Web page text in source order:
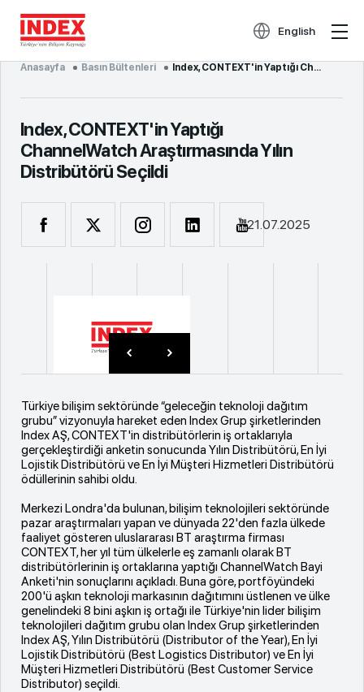
English
Anasayfa Basın Bültenleri Index, CONTEXT'in Yaptığı ChannelWatch A...
Index, CONTEXT'in Yaptığı
ChannelWatch Araştırmasında Yılın
Distribütörü Seçildi
21.07.2025
Türkiye bilişim sektöründe “geleceğin teknoloji dağıtım
grubu” vizyonuyla hareket eden Index Grup şirketlerinden
Index AŞ, CONTEXT'in distribütörlerin iş ortaklarıyla
gerçekleştirdiği anketin sonucunda Yılın Distribütörü, En İyi
Lojistik Distribütörü ve En İyi Müşteri Hizmetleri Distribütörü
ödüllerinin sahibi oldu.
Merkezi Londra'da bulunan, bilişim teknolojileri sektöründe
pazar araştırmaları yapan ve dünyada 22'den fazla ülkede
faaliyet gösteren uluslararası BT araştırma firması
CONTEXT, her yıl tüm ülkelerle eş zamanlı olarak BT
distribütörlerinin iş ortaklarına yaptığı ChannelWatch Bayi
Anketi'nin sonuçlarını açıkladı. Buna göre, portföyündeki
200'ü aşkın teknoloji markasının dağıtımını üstlenen ve ülke
genelindeki 8 bini aşkın iş ortağı ile Türkiye'nin lider bilişim
teknolojileri dağıtım grubu olan Index Grup şirketlerinden
Index AŞ, Yılın Distribütörü (Distributor of the Year), En İyi
Lojistik Distribütörü (Best Logistics Distributor) ve En İyi
Müşteri Hizmetleri Distribütörü (Best Customer Service
Distributor) seçildi.